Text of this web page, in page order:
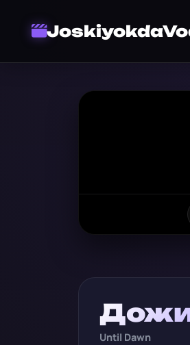
Until Dawn